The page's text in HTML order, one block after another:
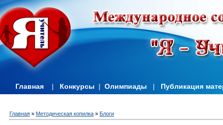
Главная | Конкурсы | Олимпиады | Публикация
Главная » Методическая копилка » Блоги